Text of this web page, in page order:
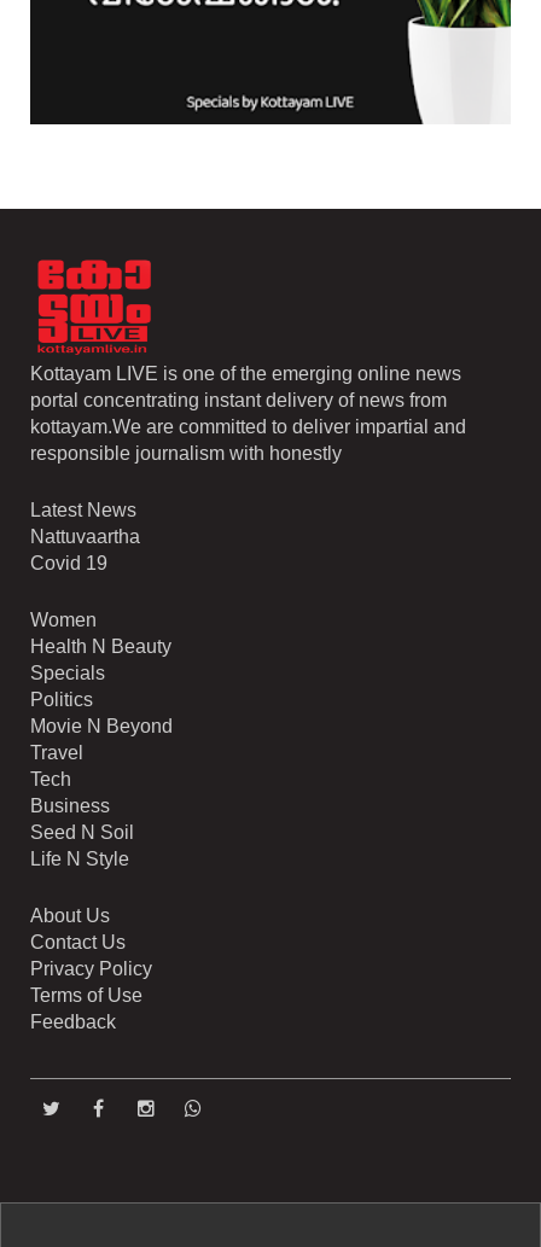
Kottayam LIVE is one of the emerging online news
portal concentrating instant delivery of news from
kottayam.We are committed to deliver impartial and
responsible journalism with honestly
Latest News
Nattuvaartha
Covid 19
Women
Health N Beauty
Specials
Politics
Movie N Beyond
Travel
Tech
Business
Seed N Soil
Life N Style
About Us
Contact Us
Privacy Policy
Terms of Use
Feedback